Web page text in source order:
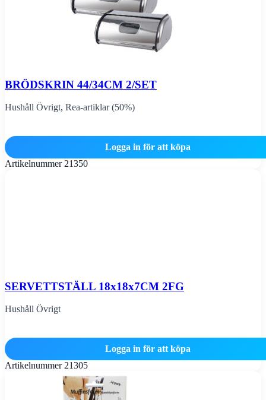
BRÖDSKRIN 44/34CM 2/SET
Hushåll Övrigt, Rea-artiklar (50%)
Logga in för att köpa
Artikelnummer 21350
SERVETTSTÄLL 18x18x7CM 2FG
Hushåll Övrigt
Logga in för att köpa
Artikelnummer 21305